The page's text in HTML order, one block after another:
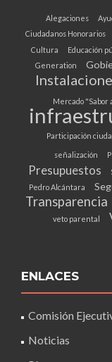
Alegaciones
Ciudadanos Honorarios
Cultura Educación
Generation
Mercado "Sabor
Participación
señalización
Presupuestos
Pedro Alcántara
Transparencia
veto parental
ENLACES
Comisión
Noticias